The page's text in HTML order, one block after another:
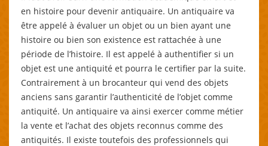
en histoire pour devenir antiquaire. Un antiquaire va
être appelé à évaluer un objet ou un bien ayant une
histoire ou bien son existence est rattachée à une
période de l’histoire. Il est appelé à authentifier si un
objet est une antiquité et pourra le certifier par la suite.
Contrairement à un brocanteur qui vend des objets
anciens sans garantir l’authenticité de l’objet comme
antiquité. Un antiquaire va ainsi exercer comme métier
la vente et l’achat des objets reconnus comme des
antiquités. Il existe toutefois des professionnels qui